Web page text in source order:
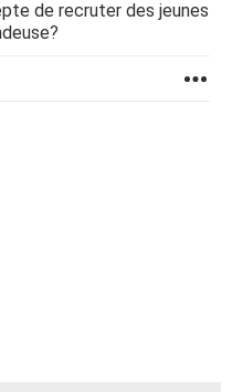
de recruter des jeunes